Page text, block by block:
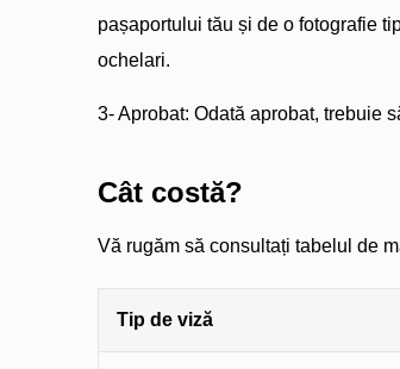
pașaportului tău și de o fotografie
ochelari.
3- Aprobat: Odată aprobat, trebuie
Cât costă?
Vă rugăm să consultați tabelul de
Tip de viză